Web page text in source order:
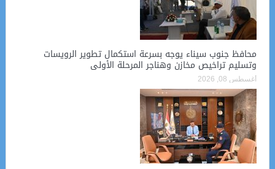
محافظ جنوب سيناء يوجه بسرعة استكمال تطوير الرويسات
وتسليم تراخيص مخازن وهناجر المرحلة الأولى
أغسطس 08, 2026